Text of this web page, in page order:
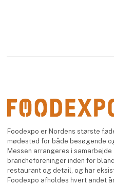
Foodexpo er Nordens største
mødested for både besøgende
Messen arrangeres i
brancheforeninger inden for
restaurant og detail, og har
Foodexpo afholdes hvert andet